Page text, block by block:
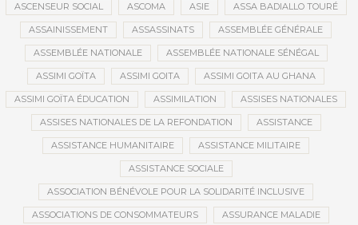
ASCENSEUR SOCIAL ASCOMA ASIE ASSA BADIALLO TOURÉ
ASSAINISSEMENT ASSASSINATS ASSEMBLÉE GÉNÉRALE
ASSEMBLÉE NATIONALE ASSEMBLÉE NATIONALE SÉNÉGAL
ASSIMI GOÏTA ASSIMI GOITA ASSIMI GOITA AU GHANA
ASSIMI GOÏTA ÉDUCATION ASSIMILATION ASSISES NATIONALES
ASSISES NATIONALES DE LA REFONDATION ASSISTANCE
ASSISTANCE HUMANITAIRE ASSISTANCE MILITAIRE
ASSISTANCE SOCIALE
ASSOCIATION BÉNÉVOLE POUR LA SOLIDARITÉ INCLUSIVE
ASSOCIATIONS DE CONSOMMATEURS ASSURANCE MALADIE